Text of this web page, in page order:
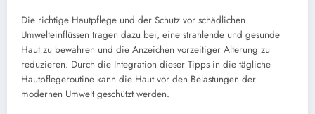
Die richtige Hautpflege und der Schutz vor schädlichen
Umwelteinflüssen tragen dazu bei, eine strahlende und gesunde
Haut zu bewahren und die Anzeichen vorzeitiger Alterung zu
reduzieren. Durch die Integration dieser Tipps in die tägliche
Hautpflegeroutine kann die Haut vor den Belastungen der
modernen Umwelt geschützt werden.